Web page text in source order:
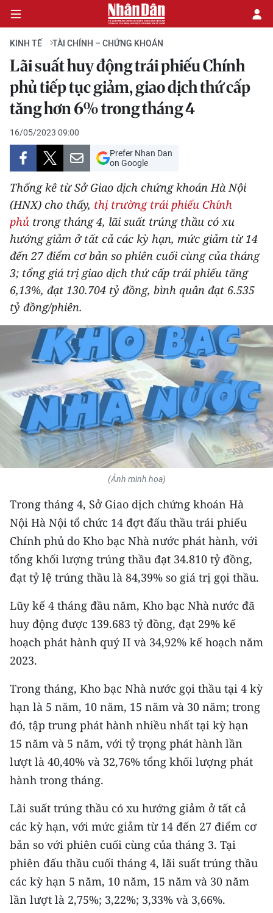
CHÍNH TRỊ
KINH TẾ
VĂN HÓA
XÃ HỘI
PHÁP LUẬT
DU LỊCH
THẾ GIỚI
THỂ THAO
GIÁO DỤC
KHOA HỌC - CÔNG NGHỆ
MÔI TRƯỜNG
BẠN ĐỌC
KIỂM CHỨNG THÔNG TIN
54 DÂN TỘC VIỆT NAM
CHƯƠNG TRÌNH OCOP - MỖI XÃ
MỘT SẢN PHẨM
RADIO
MEDIA CENTER
E-Magazine
Video
Media Chính trị
Media Kinh tế
Media Văn hóa
Media Pháp luật
Media Du lịch
Media Thế giới
Media Thể thao
KINH TẾ TÀI CHÍNH – CHỨNG KHOÁN
Lãi suất huy động trái phiếu Chính
phủ tiếp tục giảm, giao dịch thứ cấp
tăng hơn 6% trong tháng 4
16/05/2023 09:00
Prefer Nhan Dan
on Google
Thống kê từ Sở Giao dịch chứng khoán Hà Nội
(HNX) cho thấy, thị trường trái phiếu Chính
phủ trong tháng 4, lãi suất trúng thầu có xu
hướng giảm ở tất cả các kỳ hạn, mức giảm từ 14
đến 27 điểm cơ bản so phiên cuối cùng của tháng
3; tổng giá trị giao dịch thứ cấp trái phiếu tăng
6,13%, đạt 130.704 tỷ đồng, bình quân đạt 6.535
tỷ đồng/phiên.
(Ảnh minh họa)
Trong tháng 4, Sở Giao dịch chứng khoán Hà
Nội Hà Nội tổ chức 14 đợt đấu thầu trái phiếu
Chính phủ do Kho bạc Nhà nước phát hành, với
tổng khối lượng trúng thầu đạt 34.810 tỷ đồng,
đạt tỷ lệ trúng thầu là 84,39% so giá trị gọi thầu.
Lũy kế 4 tháng đầu năm, Kho bạc Nhà nước đã
huy động được 139.683 tỷ đồng, đạt 29% kế
hoạch phát hành quý II và 34,92% kế hoạch năm
2023.
Trong tháng, Kho bạc Nhà nước gọi thầu tại 4 kỳ
hạn là 5 năm, 10 năm, 15 năm và 30 năm; trong
đó, tập trung phát hành nhiều nhất tại kỳ hạn
15 năm và 5 năm, với tỷ trọng phát hành lần
lượt là 40,40% và 32,76% tổng khối lượng phát
hành trong tháng.
Lãi suất trúng thầu có xu hướng giảm ở tất cả
các kỳ hạn, với mức giảm từ 14 đến 27 điểm cơ
bản so với phiên cuối cùng của tháng 3. Tại
phiên đấu thầu cuối tháng 4, lãi suất trúng thầu
các kỳ hạn 5 năm, 10 năm, 15 năm và 30 năm
lần lượt là 2,75%; 3,22%; 3,33% và 3,66%.